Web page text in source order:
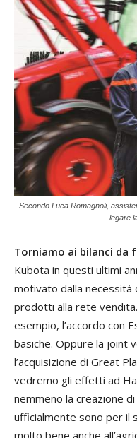
Secondo Luca Romagnoli,
legare
Torniamo ai bilanci da
Kubota in questi ultimi
motivato dalla necessità
prodotti alla rete
esempio, l’accordo con
basiche. Oppure la joint
l’acquisizione di Great
vedremo gli effetti ad
nemmeno la creazione
ufficialmente sono per il